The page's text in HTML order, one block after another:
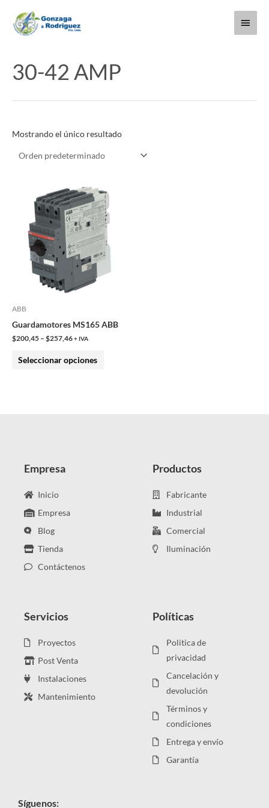
contenido
Menú
30-42 AMP
Mostrando el único resultado
ABB
Guardamotores MS165 ABB
$200,45 – $257,46+ IVA
Seleccionar opciones
producto
tiene
múltiples
variantes.
opciones
elegir
Empresa
Inicio
Empresa
Blog
Tienda
Contáctenos
Productos
Fabricante
Industrial
Comercial
Iluminación
Servicios
Proyectos
Post Venta
Instalaciones
Mantenimiento
Políticas
Politica de
privacidad
Cancelación y
devolución
Términos y
condiciones
Entrega y envío
Garantía
Síguenos: